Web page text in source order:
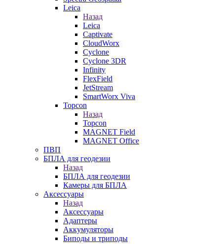
Leica
Назад
Leica
Captivate
CloudWorx
Cyclone
Cyclone 3DR
Infinity
FlexField
JetStream
SmartWorx Viva
Topcon
Назад
Topcon
MAGNET Field
MAGNET Office
ПВП
БПЛА для геодезии
Назад
БПЛА для геодезии
Камеры для БПЛА
Аксессуары
Назад
Аксессуары
Адаптеры
Аккумуляторы
Биподы и триподы